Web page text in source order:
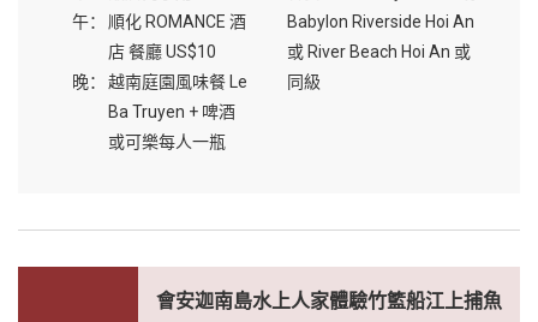
午：
順化 ROMANCE 酒
店 餐廳 US$10
晚：
越南庭園風味餐 Le
Ba Truyen + 啤酒
或可樂每人一瓶
Babylon Riverside Hoi An
或 River Beach Hoi An 或
同級
會安迦南島水上人家體驗竹籃船江上捕魚